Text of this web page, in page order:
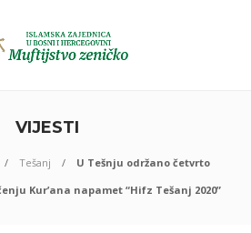
VIJESTI
Tešanj
U Tešnju održano četvrto
Kur’ana napamet “Hifz Tešanj 2020”